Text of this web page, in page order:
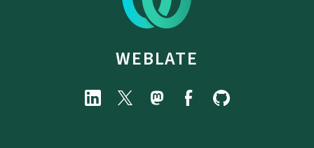
WEBLATE